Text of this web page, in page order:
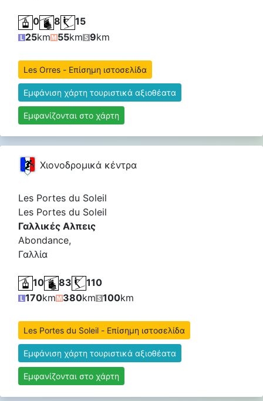
0 8
15
25km 55km 9km
Les Orres - Επίσημη ιστοσελίδα
Εμφάνιση χάρτη τουριστικά αξιοθέατα
Εμφανίζονται στο χάρτη
Χιονοδρομικά κέντρα
Les Portes du Soleil
Les Portes du Soleil
Γαλλικές Αλπεις
Abondance,
Γαλλία
10 83
110
170km 380km 100km
Les Portes du Soleil - Επίσημη ιστοσελίδα
Εμφάνιση χάρτη τουριστικά αξιοθέατα
Εμφανίζονται στο χάρτη